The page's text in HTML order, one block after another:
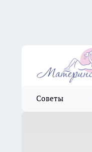
Советы